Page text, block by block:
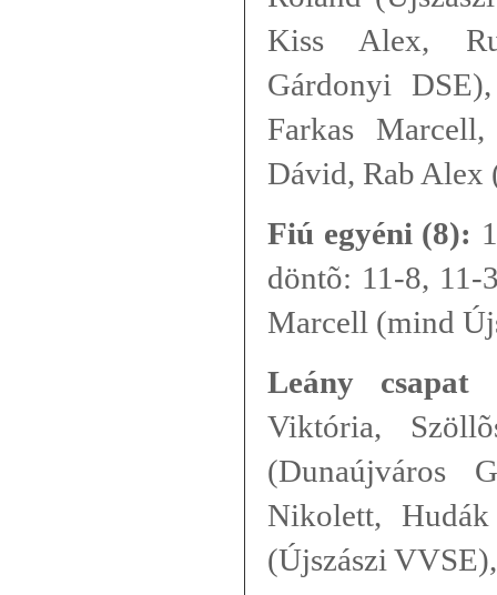
Kiss Alex,
Gárdonyi
Farkas
Dávid, Rab Alex
Fiú egyéni (8):
döntõ: 11-8, 11-
Marcell (mind
Leány csapat
Viktória,
(Dunaújváros
Nikolett,
(Újszászi